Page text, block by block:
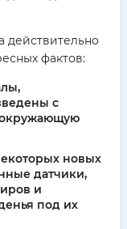
действительно
фактов:
с
новых
датчики,
и
под их